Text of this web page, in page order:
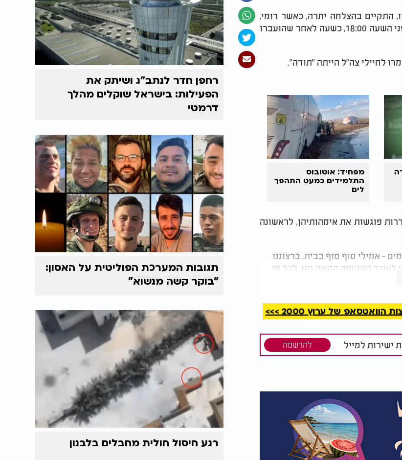
התקיים בהצלחה יתרה, כאשר רומי,
אמילי ודורון הגיעו לידי כוחות צה''ל ושב"כ בעזה כבר לפני השעה 18:00, כשעה לאחר שהועברו
לחיילי צה"ל הייתה "תודה".
מפחיד: אוטובוס
התלמידים כמעט התהפך
לים
פוגשות את אימהותיהן, לראשונה
דמארי, אמה של אמילי, פרסמה הודעה: "לאחר 471 ימים - אמילי סוף סוף בבית. ברצוננו
לאורך התקופה הקשה הזו. לכל מי
ובעולם כולו - תודה לכם.
כל החטופים, עד האחרון שבהם. מי
מבקשים מהתקשורת לכבד את
של ערוץ 2000 >>>
ישירות למייל להרשמה
רחפן חדר לנתב"ג ושיתק את
הפעילות: בישראל שוקלים מהלך
דרמטי
תגובות המערכת הפוליטית על האסון:
"בוקר קשה מנשוא"
רגע חיסול חולית מחבלים בלבנון